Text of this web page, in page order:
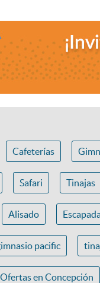
Cafeterías
Safari Tinajas
Alisado
pacific
Ofertas en Concepción